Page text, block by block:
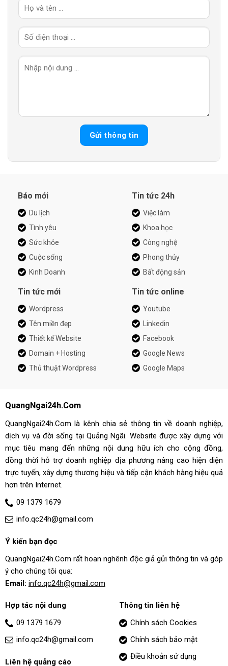
Báo mới
Du lịch
Tình yêu
Sức khỏe
Cuộc sống
Kinh Doanh
Tin tức 24h
Việc làm
Khoa học
Công nghệ
Phong thủy
Bất động sản
Tin tức mới
Wordpress
Tên miền đẹp
Thiết kế Website
Domain + Hosting
Thủ thuật Wordpress
Tin tức online
Youtube
Linkedin
Facebook
Google News
Google Maps
QuangNgai24h.Com
QuangNgai24h.Com là kênh chia sẻ thông tin về doanh nghiệp,
dịch vụ và đời sống tại Quảng Ngãi. Website được xây dựng với
mục tiêu mang đến những nội dung hữu ích cho cộng đồng,
đồng thời hỗ trợ doanh nghiệp địa phương nâng cao hiện diện
trực tuyến, xây dựng thương hiệu và tiếp cận khách hàng hiệu quả
hơn trên Internet.
09 1379 1679
info.qc24h@gmail.com
Ý kiến bạn đọc
QuangNgai24h.Com rất hoan nghênh độc giả gửi thông tin và góp
ý cho chúng tôi qua:
Email: info.qc24h@gmail.com
Hợp tác nội dung
09 1379 1679
info.qc24h@gmail.com
Liên hệ quảng cáo
Thông tin liên hệ
Chính sách Cookies
Chính sách bảo mật
Điều khoản sử dụng